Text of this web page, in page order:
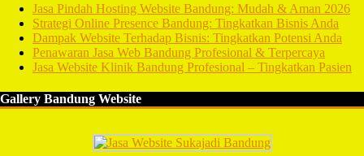
Jasa Pindah Hosting Website Bandung: Mudah & Aman 2026
Strategi Online Presence Bandung: Tingkatkan Bisnis Anda
Dampak Website Terhadap Bisnis: Tingkatkan Potensi Anda
Penawaran Jasa Web Bandung Profesional & Terpercaya
Jasa Website Klinik Bandung Profesional – Tingkatkan Pasien
Gallery Bandung Website